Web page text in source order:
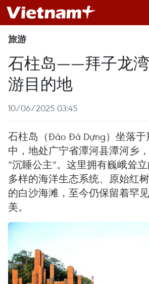
旅游
石柱岛——拜子龙
游目的地
10/06/2025 03:45
石柱岛（Đảo Đá Dựng）坐落于
中，地处广宁省潭河县潭河乡
“沉睡公主”。这里拥有巍峨耸立
多样的海洋生态系统、原始红
的白沙海滩，至今仍保留着罕
美。